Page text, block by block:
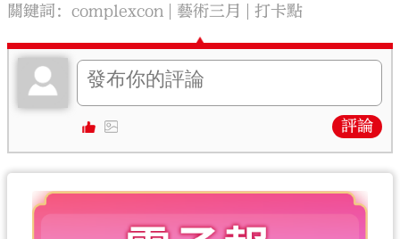
關鍵詞：complexcon 藝術三月 打卡點
評論